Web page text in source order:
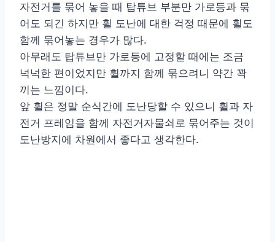
자전거를 묶어 놓을 때 탑튜브 부분만 가로등과 묶
어도 되긴 하지만 휠 도난에 대한 걱정 때문에 휠도
함께 묶어놓는 경우가 많다.
아무래도 탑튜브만 가로등에 고정할 때에는 조금
넉넉한 편이었지만 휠까지 함께 묶으려니 약간 꽉
끼는 느낌이다.
앞 휠은 정말 순식간에 도난당할 수 있으니 휠과 자
전거 프레임을 함께 자전거자물쇠로 묶어주는 것이
도난방지에 차원에서 좋다고 생각한다.